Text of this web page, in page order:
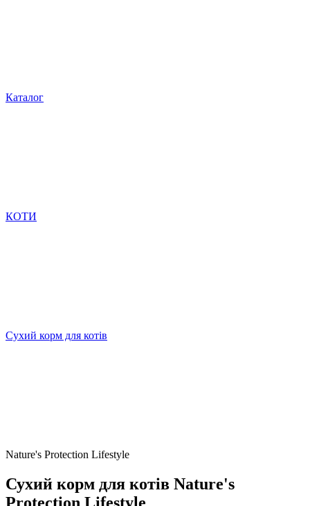
Каталог
КОТИ
Сухий корм для котів
Nature's Protection Lifestyle
Сухий корм для котів Nature's